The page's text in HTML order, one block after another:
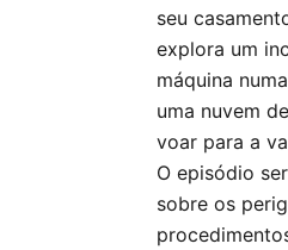
seu
explora um
máquina
uma nuvem
voar para a
O episódio
sobre os